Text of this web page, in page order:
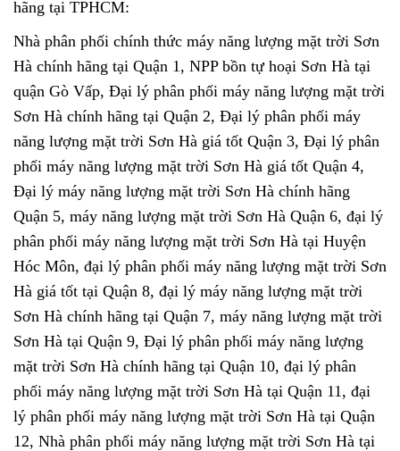
hãng tại TPHCM:
Nhà phân phối chính thức máy năng lượng mặt trời Sơn
Hà chính hãng tại Quận 1, NPP bồn tự hoại Sơn Hà tại
quận Gò Vấp, Đại lý phân phối máy năng lượng mặt trời
Sơn Hà chính hãng tại Quận 2, Đại lý phân phối máy
năng lượng mặt trời Sơn Hà giá tốt Quận 3, Đại lý phân
phối máy năng lượng mặt trời Sơn Hà giá tốt Quận 4,
Đại lý máy năng lượng mặt trời Sơn Hà chính hãng
Quận 5, máy năng lượng mặt trời Sơn Hà Quận 6, đại lý
phân phối máy năng lượng mặt trời Sơn Hà tại Huyện
Hóc Môn, đại lý phân phối máy năng lượng mặt trời Sơn
Hà giá tốt tại Quận 8, đại lý máy năng lượng mặt trời
Sơn Hà chính hãng tại Quận 7, máy năng lượng mặt trời
Sơn Hà tại Quận 9, Đại lý phân phối máy năng lượng
mặt trời Sơn Hà chính hãng tại Quận 10, đại lý phân
phối máy năng lượng mặt trời Sơn Hà tại Quận 11, đại
lý phân phối máy năng lượng mặt trời Sơn Hà tại Quận
12, Nhà phân phối máy năng lượng mặt trời Sơn Hà tại